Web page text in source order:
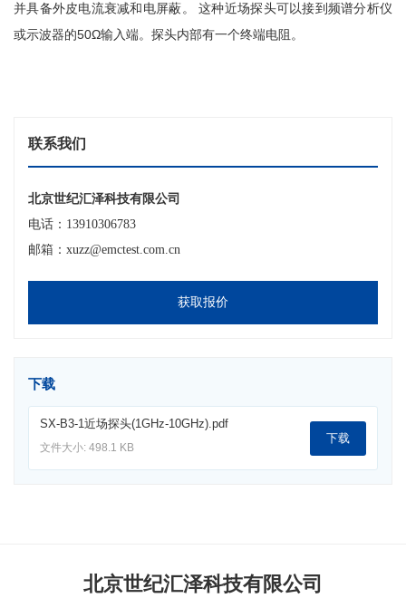
并具备外皮电流衰减和电屏蔽。
这种近场探头可以接到频谱分析仪
或示波器的50Ω输入端。探头内部有一个终端电阻。
联系我们
北京世纪汇泽科技有限公司
电话：13910306783
邮箱：xuzz@emctest.com.cn
获取报价
下载
SX-B3-1近场探头(1GHz-10GHz).pdf
文件大小: 498.1 KB
下载
北京世纪汇泽科技有限公司